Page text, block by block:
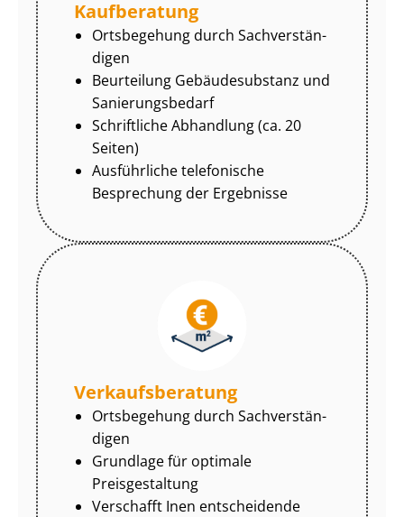
Kaufberatung
Ortsbegehung durch Sach­ver­stän­
di­gen
Beurteilung Gebäudesubstanz und
Sa­nie­rungs­be­darf
Schriftliche Abhandlung (ca. 20
Seiten)
Ausführliche telefonische
Besprechung der Ergebnisse
Ver­kaufs­be­ra­tung
Ortsbegehung durch Sach­ver­stän­
di­gen
Grundlage für optimale
Preisgestaltung
Verschafft Inen entscheidende